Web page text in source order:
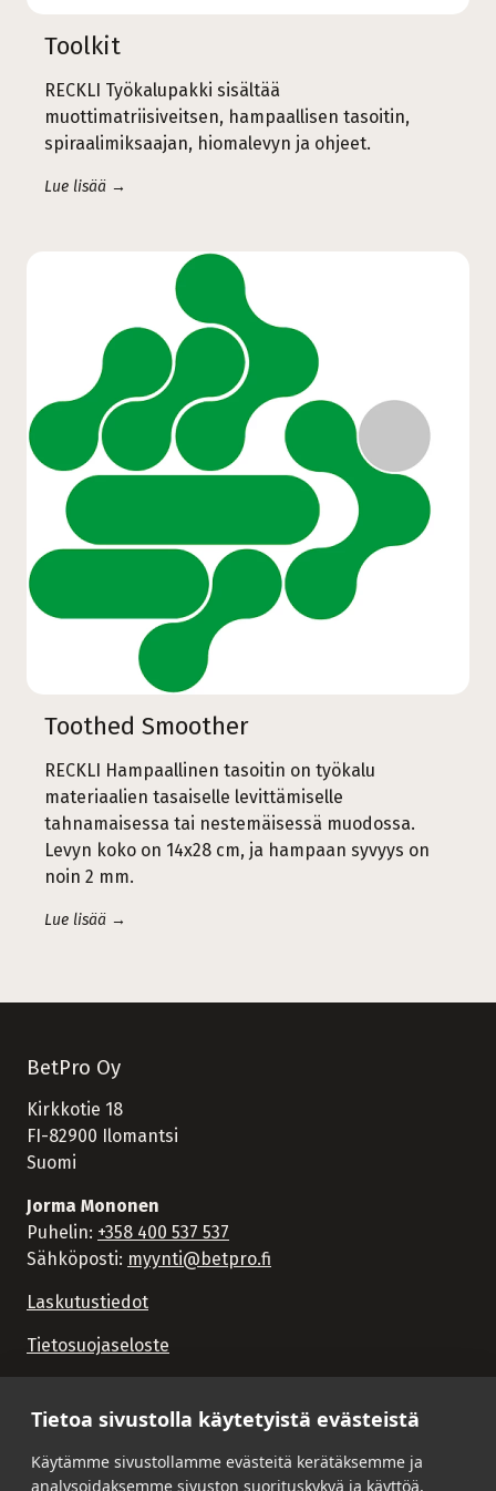
Tietoa sivustolla käytetyistä evästeistä
Käytämme sivustollamme evästeitä kerätäksemme ja
analysoidaksemme sivuston suorituskykyä ja käyttöä,
Toolkit
RECKLI Työkalupakki sisältää
muottimatriisiveitsen, hampaallisen tasoitin,
spiraalimiksaajan, hiomalevyn ja ohjeet.
Lue lisää →
Toothed Smoother
RECKLI Hampaallinen tasoitin on työkalu
materiaalien tasaiselle levittämiselle
tahnamaisessa tai nestemäisessä muodossa.
Levyn koko on 14x28 cm, ja hampaan syvyys on
noin 2 mm.
Lue lisää →
BetPro Oy
Kirkkotie 18
FI-82900 Ilomantsi
Suomi
Jorma Mononen
Puhelin: +358 400 537 537
Sähköposti: myynti@betpro.fi
Laskutustiedot
Tietosuojaseloste